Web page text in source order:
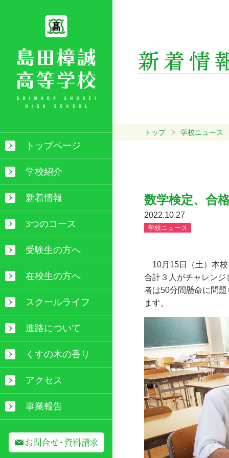
トップページ
学校紹介
新着情報
3つのコース
受験生の方へ
在校生の方へ
スクールライフ
進路について
くすの木の香り
アクセス
事業報告
トップ 学校ニュース
数学検定、合
2022.10.27
学校ニュース
10月 15日（土）本
合計３人がチャレン
者は50分間懸命に問
ます。